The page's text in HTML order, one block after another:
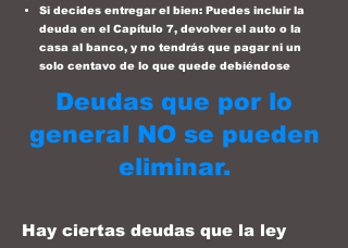
Si decides entregar el bien: Puedes incluir la
deuda en el Capítulo 7, devolver el auto o la
casa al banco, y no tendrás que pagar ni un
solo centavo de lo que quede debiéndose
Deudas que por lo
general NO se pueden
eliminar.
Hay ciertas deudas que la ley